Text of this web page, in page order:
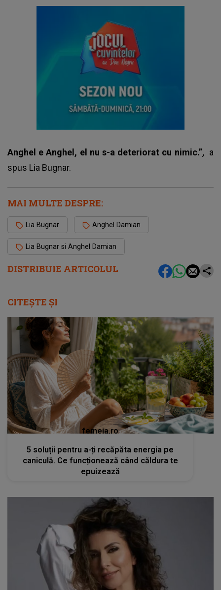
DISTRIBUIE ARTICOLUL
Anghel e Anghel, el nu s-a deteriorat cu nimic.”, a
spus Lia Bugnar.
MAI MULTE DESPRE:
Lia Bugnar Anghel Damian
Lia Bugnar si Anghel Damian
CITEȘTE ȘI
femeia.ro
5 soluții pentru a-ți recăpăta energia pe
caniculă. Ce funcționează când căldura te
epuizează